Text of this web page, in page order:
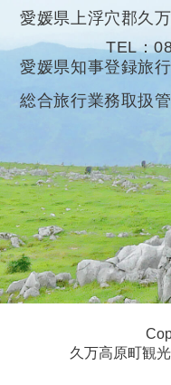
愛媛県上浮穴郡久
TEL
愛媛県知事登録旅
総合旅行業務取扱
久万高原町観